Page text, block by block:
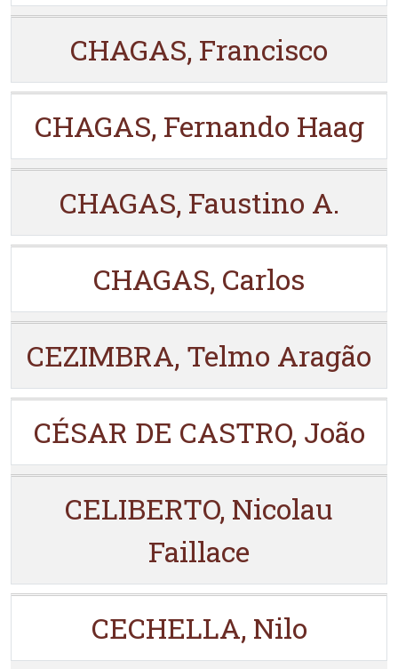
CHAGAS, Francisco
CHAGAS, Fernando Haag
CHAGAS, Faustino A.
CHAGAS, Carlos
CEZIMBRA, Telmo Aragão
CÉSAR DE CASTRO, João
CELIBERTO, Nicolau
Faillace
CECHELLA, Nilo